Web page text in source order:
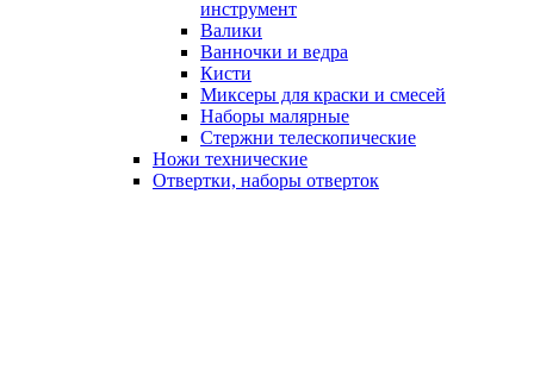
инструмент
Валики
Ванночки и ведра
Кисти
Миксеры для краски и смесей
Наборы малярные
Стержни телескопические
Ножи технические
Отвертки, наборы отверток